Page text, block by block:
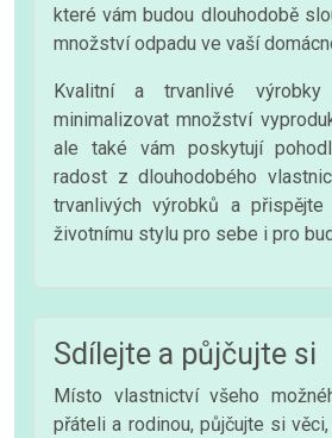
které vám budou dlouhodobě
množství odpadu ve vaší
Kvalitní a trvanlivé výrobky
minimalizovat množství
ale také vám poskytují
radost z dlouhodobého
trvanlivých výrobků a přispějte
životnímu stylu pro sebe i pro
Sdílejte a půjčujte si
Místo vlastnictví všeho
přáteli a rodinou, půjčujte si